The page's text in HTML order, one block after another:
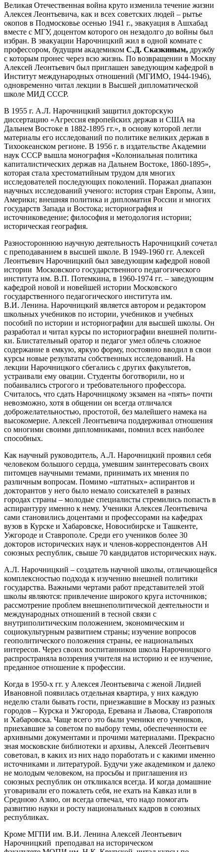
Великая Отечественная война круто изменила течение жизни
Алексея Леонтьевича, как и всех советских людей – рытье
окопов в Подмосковье осенью 1941 г., эвакуация в Ашхабад
вместе с МГУ, доцентом которого он незадолго до войны был
избран. В эвакуации Нарочницкий жил в одной комнате с
профессором, будущим академиком С.Д. Сказкиным, дружбу
с которым пронес через всю жизнь. По возвращении в Москву
Алексей Леонтьевич был приглашен заведующим кафедрой в
Институт международных отношений (МГИМО, 1944-1946),
одновременно читал лекции в Высшей дипломатической
школе МИД СССР.
В 1955 г. А.Л. Нарочницкий защитил докторскую
диссертацию «Агрессия европейских держав и США на
Дальнем Востоке в 1882-1895 гг.», в основу которой легли
материалы его исследований по политике великих держав в
Тихоокеанском регионе. В 1956 г. в издательстве Академии
наук СССР вышла монография «Колониальная политика
капиталистических держав на Дальнем Востоке, 1860-1895»,
которая стала хрестоматийным трудом для многих
исследователей последующих поколений. Поражал диапазон
научных исследований ученого: история стран Европы, Азии,
Америки; внешняя политика и дипломатия России и многих
государств Запада и Востока; историография и
источниковедение; философия и методология истории;
историческая география.
Разностороннюю научную деятельность Нарочницкий сочетал
с преподаванием в высшей школе. В 1949-1960 гг. Алексей
Леонтьевич Нарочницкий был заведующим кафедрой новой
истории Московского государственного педагогического
института им. В.П. Потемкина, в 1960-1974 гг. – заведующим
кафедрой новой и новейшей истории Московского
государственного педагогического института им.
В.И. Ленина. Нарочницкий является автором и редактором
школьных учебников по истории, учебников и учебных
пособий по истории и историографии для высшей школы. Он
раз­ра­бо­тал и чи­тал кур­сы по ис­то­рио­гра­фии внеш­ней по­ли­ти­
ки. Блистательный оратор и педагог умел облечь сложное
содержание в емкую, яркую форму, постоянно вводил в свои
курсы новые результаты собственных исследований. На
лекции Нарочницкого сбегались с других факультетов,
устраивали ему овации. Студенты боготворили, но и
побаивались строгого и требовательного профессора.
Считалось, что сдать Нарочницкому экзамен на «пять» почти
невозможно, хотя в общении он всегда отличался
доброжелательностью, простотой, без малейшего намека на
высокомерие. Алексей Леонтьевича поддерживал отношения
со многими своими дипломниками, помнил всех наиболее
способных.
Как научный руководитель, А.Л. Нарочницкий проявил себя
человеком большого сердца, умевшим заинтересовать своих
питомцев научными темами, принимать их мнения по
различным вопросам. Помимо «штатных» аспирантов и
докторантов у него было немало соискателей в разных
городах страны – молодые специалисты стремились попасть в
аспирантуру именно к нему. Ученики Алексея Леонтьевича
сами становились доцентами и профессорами на кафедрах
вузов в Курске и Хабаровске, Новосибирске и Ташкенте,
Ужгороде и Ставрополе. Среди его учеников более 30
докторов исторических наук и членов-корреспондентов АН
союзных республик, свыше 70 кандидатов исторических наук.
А.Л. Нарочницкий – создатель научной школы, отличающейся
комплексностью подхода к изучению внешней политики
государства. Важными чертами работ представителей этой
школы являются: привлечение широкого круга источников;
рассмотрение проблем внешнеполитической деятельности и
международных отношений в тесной связи с
внутриполитическим положением, экономическим и
социокультурным развитием страны; изучение вопросов
геополитического положения страны, ее национальных
интересов. Через своих воспитанников школа Нарочницкого
распространяла воззрения учителя на историю и ее изучение,
преданное отношение к профессии.
Когда в 1950-х гг. у Алексея Леонтьевича с женой Лидией
Ивановной появилась отдельная квартира, у них каждую
неделю стали бывать гости, приезжавшие в Москву из разных
городов – Курска и Ужгорода, Еревана и Львова, Ставрополя
и Хабаровска. Чаще всего это были ученики его учеников,
приехавшие за советом по выбору темы, обеспеченности ее
архивными документами и прочими материалами. Прекрасно
зная московские библиотеки и архивы, Алексей Леонтьевич
советовал, в каких из них надо поработать и с какими именно
источниками и литературой. Будучи уже академиком и далеко
не молодым человеком, на просьбы и приглашения из
союзных республик он откликался всегда. И когда домашние
уговаривали его пожалеть себя, не ехать на Кавказ или в
Среднюю Азию, он всегда отвечал, что надо помогать
развитию науки и росту национальных кадров в союзных
республиках.
Кроме МГПИ им. В.И. Ленина Алексей Леонтьевич
Нарочницкий преподавал на историческом